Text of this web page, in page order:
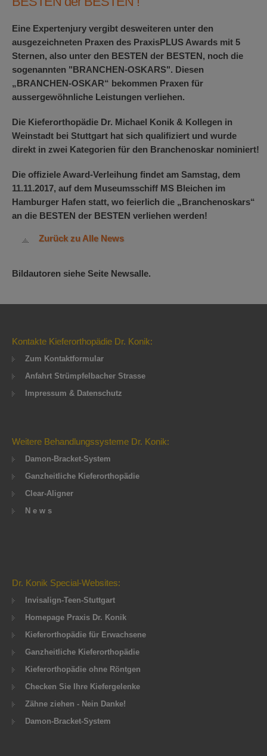
Eine Expertenjury vergibt desweiteren unter den
ausgezeichneten Praxen des PraxisPLUS Awards mit 5
Sternen, also unter den BESTEN der BESTEN, noch die
sogenannten "BRANCHEN-OSKARS". Diesen
„BRANCHEN-OSKAR“ bekommen Praxen für
aussergewöhnliche Leistungen verliehen.
Die Kieferorthopädie Dr. Michael Konik & Kollegen in
Weinstadt bei Stuttgart hat sich qualifiziert und wurde
direkt in zwei Kategorien für den Branchenoskar nominiert!
Die offiziele Award-Verleihung findet am Samstag, dem
11.11.2017, auf dem Museumsschiff MS Bleichen im
Hamburger Hafen statt, wo feierlich die „Branchenoskars“
an die BESTEN der BESTEN verliehen werden!
Zurück zu Alle News
Bildautoren siehe Seite Newsalle.
Kontakte Kieferorthopädie Dr. Konik:
Zum Kontaktformular
Anfahrt Strümpfelbacher Strasse
Impressum & Datenschutz
Weitere Behandlungssysteme Dr. Konik:
Damon-Bracket-System
Ganzheitliche Kieferorthopädie
Clear-Aligner
N e w s
Dr. Konik Special-Websites:
Invisalign-Teen-Stuttgart
Homepage Praxis Dr. Konik
Kieferorthopädie für Erwachsene
Ganzheitliche Kieferorthopädie
Kieferorthopädie ohne Röntgen
Checken Sie Ihre Kiefergelenke
Zähne ziehen - Nein Danke!
Damon-Bracket-System